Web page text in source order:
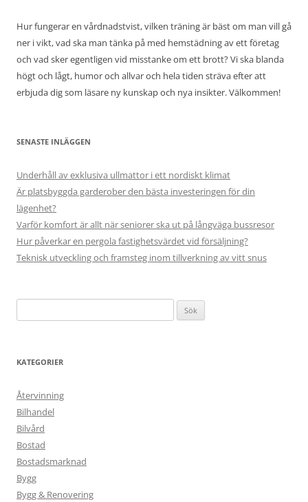
Hur fungerar en vårdnadstvist, vilken träning är bäst om man vill gå
ner i vikt, vad ska man tänka på med hemstädning av ett företag
och vad sker egentligen vid misstanke om ett brott? Vi ska blanda
högt och lågt, humor och allvar och hela tiden sträva efter att
erbjuda dig som läsare ny kunskap och nya insikter. Välkommen!
SENASTE INLÄGGEN
Underhåll av exklusiva ullmattor i ett nordiskt klimat
Är platsbyggda garderober den bästa investeringen för din
lägenhet?
Varför komfort är allt när seniorer ska ut på långväga bussresor
Hur påverkar en pergola fastighetsvärdet vid försäljning?
Teknisk utveckling och framsteg inom tillverkning av vitt snus
efter:
KATEGORIER
Återvinning
Bilhandel
Bilvård
Bostad
Bostadsmarknad
Bygg
Bygg & Renovering